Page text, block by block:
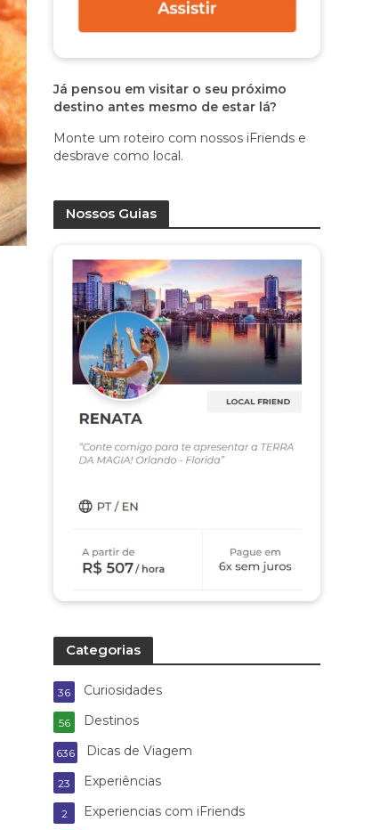
Já pensou em visitar o seu próximo
destino antes mesmo de estar lá?
Monte um roteiro com nossos iFriends e
desbrave como local.
Nossos Guias
Categorias
Curiosidades
36
Destinos
56
Dicas de Viagem
636
Experiências
23
Experiencias com iFriends
2